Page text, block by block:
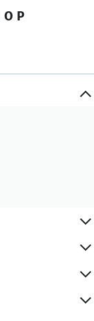
O P